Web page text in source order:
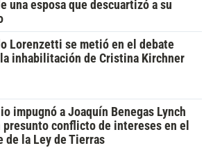
una esposa que descuartizó a su
Lorenzetti se metió en el debate
inhabilitación de Cristina Kirchner
impugnó a Joaquín Benegas Lynch
presunto conflicto de intereses en el
de la Ley de Tierras